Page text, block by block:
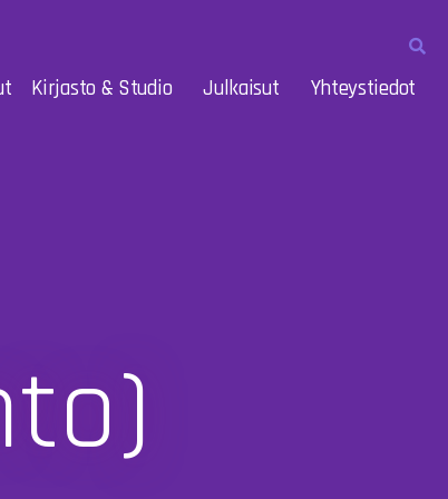
Kirjasto & Studio Julkaisut Yhteystiedot